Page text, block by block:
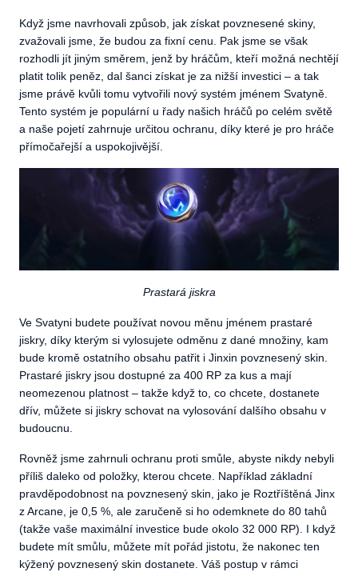
Když jsme navrhovali způsob, jak získat povznesené skiny,
zvažovali jsme, že budou za fixní cenu. Pak jsme se však
rozhodli jít jiným směrem, jenž by hráčům, kteří možná nechtějí
platit tolik peněz, dal šanci získat je za nižší investici – a tak
jsme právě kvůli tomu vytvořili nový systém jménem Svatyně.
Tento systém je populární u řady našich hráčů po celém světě
a naše pojetí zahrnuje určitou ochranu, díky které je pro hráče
přímočařejší a uspokojivější.
Prastará jiskra
Ve Svatyni budete používat novou měnu jménem prastaré
jiskry, díky kterým si vylosujete odměnu z dané množiny, kam
bude kromě ostatního obsahu patřit i Jinxin povznesený skin.
Prastaré jiskry jsou dostupné za 400 RP za kus a mají
neomezenou platnost – takže když to, co chcete, dostanete
dřív, můžete si jiskry schovat na vylosování dalšího obsahu v
budoucnu.
Rovněž jsme zahrnuli ochranu proti smůle, abyste nikdy nebyli
příliš daleko od položky, kterou chcete. Například základní
pravděpodobnost na povznesený skin, jako je Roztříštěná Jinx
z Arcane, je 0,5 %, ale zaručeně si ho odemknete do 80 tahů
(takže vaše maximální investice bude okolo 32 000 RP). I když
budete mít smůlu, můžete mít pořád jistotu, že nakonec ten
kýžený povznesený skin dostanete. Váš postup v rámci